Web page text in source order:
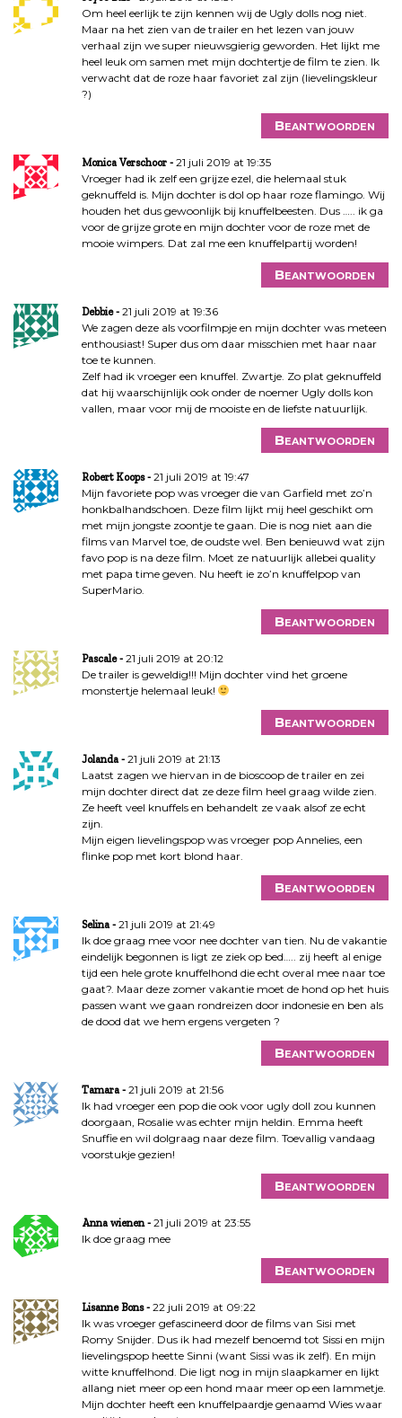
Om heel eerlijk te zijn kennen wij de Ugly dolls nog niet.
Maar na het zien van de trailer en het lezen van jouw
verhaal zijn we super nieuwsgierig geworden. Het lijkt me
heel leuk om samen met mijn dochtertje de film te zien. Ik
verwacht dat de roze haar favoriet zal zijn (lievelingskleur
?)
Beantwoorden
Monica Verschoor
21 juli 2019 at 19:35
Vroeger had ik zelf een grijze ezel, die helemaal stuk
geknuffeld is. Mijn dochter is dol op haar roze flamingo. Wij
houden het dus gewoonlijk bij knuffelbeesten. Dus ….. ik ga
voor de grijze grote en mijn dochter voor de roze met de
mooie wimpers. Dat zal me een knuffelpartij worden!
Beantwoorden
Debbie
21 juli 2019 at 19:36
We zagen deze als voorfilmpje en mijn dochter was meteen
enthousiast! Super dus om daar misschien met haar naar
toe te kunnen.
Zelf had ik vroeger een knuffel. Zwartje. Zo plat geknuffeld
dat hij waarschijnlijk ook onder de noemer Ugly dolls kon
vallen, maar voor mij de mooiste en de liefste natuurlijk.
Beantwoorden
Robert Koops
21 juli 2019 at 19:47
Mijn favoriete pop was vroeger die van Garfield met zo’n
honkbalhandschoen. Deze film lijkt mij heel geschikt om
met mijn jongste zoontje te gaan. Die is nog niet aan die
films van Marvel toe, de oudste wel. Ben benieuwd wat zijn
favo pop is na deze film. Moet ze natuurlijk allebei quality
met papa time geven. Nu heeft ie zo’n knuffelpop van
SuperMario.
Beantwoorden
Pascale
21 juli 2019 at 20:12
De trailer is geweldig!!! Mijn dochter vind het groene
monstertje helemaal leuk!
Beantwoorden
Jolanda
21 juli 2019 at 21:13
Laatst zagen we hiervan in de bioscoop de trailer en zei
mijn dochter direct dat ze deze film heel graag wilde zien.
Ze heeft veel knuffels en behandelt ze vaak alsof ze echt
zijn.
Mijn eigen lievelingspop was vroeger pop Annelies, een
flinke pop met kort blond haar.
Beantwoorden
Selina
21 juli 2019 at 21:49
Ik doe graag mee voor nee dochter van tien. Nu de vakantie
eindelijk begonnen is ligt ze ziek op bed….. zij heeft al enige
tijd een hele grote knuffelhond die echt overal mee naar toe
gaat?. Maar deze zomer vakantie moet de hond op het huis
passen want we gaan rondreizen door indonesie en ben als
de dood dat we hem ergens vergeten ?
Beantwoorden
Tamara
21 juli 2019 at 21:56
Ik had vroeger een pop die ook voor ugly doll zou kunnen
doorgaan, Rosalie was echter mijn heldin. Emma heeft
Snuffie en wil dolgraag naar deze film. Toevallig vandaag
voorstukje gezien!
Beantwoorden
Anna wienen
21 juli 2019 at 23:55
Ik doe graag mee
Beantwoorden
Lisanne Bons
22 juli 2019 at 09:22
Ik was vroeger gefascineerd door de films van Sisi met
Romy Snijder. Dus ik had mezelf benoemd tot Sissi en mijn
lievelingspop heette Sinni (want Sissi was ik zelf). En mijn
witte knuffelhond. Die ligt nog in mijn slaapkamer en lijkt
allang niet meer op een hond maar meer op een lammetje.
Mijn dochter heeft een knuffelpaardje genaamd Wies waar